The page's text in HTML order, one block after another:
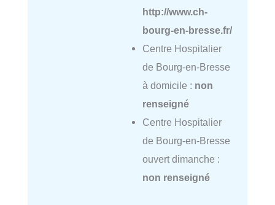
http://www.ch-
bourg-en-bresse.fr/
Centre Hospitalier
de Bourg-en-Bresse
à domicile : non
renseigné
Centre Hospitalier
de Bourg-en-Bresse
ouvert dimanche :
non renseigné